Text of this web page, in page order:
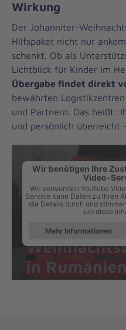
Wirkung
Der Johanniter-
Hilfspaket nicht nur
schenkt. Ob als
Lichtblick für Kinder im
Übergabe findet direkt
bewährten
und Partnern. Das heißt:
und persönlich überreicht
Wir benötigen Ihre
Video-
Wir verwenden YouTube
Service kann Daten zu Ihren
die Details durch und
um diese
Mehr Informationen